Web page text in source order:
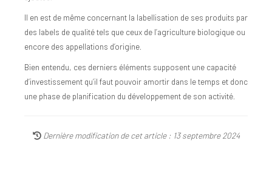
Il en est de même concernant la labellisation de ses produits par
des labels de qualité tels que ceux de l’agriculture biologique ou
encore des appellations d’origine.
Bien entendu, ces derniers éléments supposent une capacité
d’investissement qu’il faut pouvoir amortir dans le temps et donc
une phase de planification du développement de son activité.
Dernière modification de cet article : 13 septembre 2024